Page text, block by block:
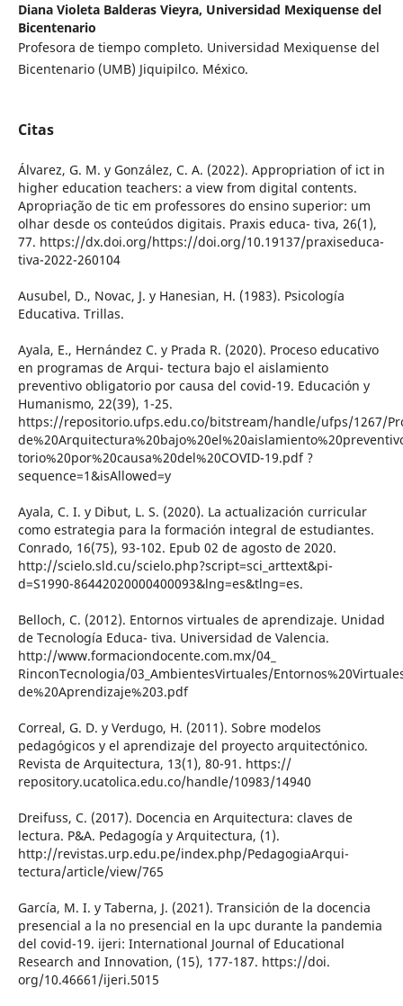
Diana Violeta Balderas Vieyra, Universidad Mexiquense del
Bicentenario
Profesora de tiempo completo. Universidad Mexiquense del
Bicentenario (UMB) Jiquipilco. México.
Citas
Álvarez, G. M. y González, C. A. (2022). Appropriation of ict in
higher education teachers: a view from digital contents.
Apropriação de tic em professores do ensino superior: um
olhar desde os conteúdos digitais. Praxis educa- tiva, 26(1),
77. https://dx.doi.org/https://doi.org/10.19137/praxiseduca-
tiva-2022-260104
Ausubel, D., Novac, J. y Hanesian, H. (1983). Psicología
Educativa. Trillas.
Ayala, E., Hernández C. y Prada R. (2020). Proceso educativo
en programas de Arqui- tectura bajo el aislamiento
preventivo obligatorio por causa del covid-19. Educación y
Humanismo, 22(39), 1-25.
https://repositorio.ufps.edu.co/bitstream/handle/ufps/1267/
torio%20por%20causa%20del%20COVID-19.pdf ?
sequence=1&isAllowed=y
Ayala, C. I. y Dibut, L. S. (2020). La actualización curricular
como estrategia para la formación integral de estudiantes.
Conrado, 16(75), 93-102. Epub 02 de agosto de 2020.
http://scielo.sld.cu/scielo.php?script=sci_arttext&pi-
d=S1990-86442020000400093&lng=es&tlng=es.
Belloch, C. (2012). Entornos virtuales de aprendizaje. Unidad
de Tecnología Educa- tiva. Universidad de Valencia.
http://www.formaciondocente.com.mx/04_
RinconTecnologia/03_AmbientesVirtuales/
de%20Aprendizaje%203.pdf
Correal, G. D. y Verdugo, H. (2011). Sobre modelos
pedagógicos y el aprendizaje del proyecto arquitectónico.
Revista de Arquitectura, 13(1), 80-91. https://
repository.ucatolica.edu.co/handle/10983/14940
Dreifuss, C. (2017). Docencia en Arquitectura: claves de
lectura. P&A. Pedagogía y Arquitectura, (1).
http://revistas.urp.edu.pe/index.php/PedagogiaArqui-
tectura/article/view/765
García, M. I. y Taberna, J. (2021). Transición de la docencia
presencial a la no presencial en la upc durante la pandemia
del covid-19. ijeri: International Journal of Educational
Research and Innovation, (15), 177-187. https://doi.
org/10.46661/ijeri.5015